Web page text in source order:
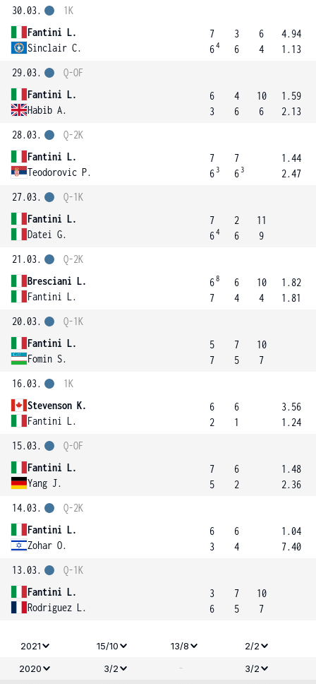
30.03.
Fantini L.
Sinclair C.
1K
7
64
3
6
6
4
4.94
1.13
29.03.
Fantini L.
Habib A.
Q-OF
6
3
4
6
10
6
1.59
2.13
28.03.
Fantini L.
Teodorovic P.
Q-2K
7
6 3
7
6 3
1.44
2.47
27.03.
Fantini L.
Datei G.
Q-1K
7
64
2
6
11
9
21.03.
Bresciani L.
Fantini L.
Q-2K
68
7
6
4
10
4
1.82
1.81
20.03.
Fantini L.
Fomin S.
Q-1K
5
7
7
5
10
7
16.03.
Stevenson K.
Fantini L.
1K
6
2
6
1
3.56
1.24
15.03.
Fantini L.
Yang J.
Q-OF
7
5
6
2
1.48
2.36
14.03.
Fantini L.
Zohar O.
Q-2K
6
3
6
4
1.04
7.40
13.03.
Fantini L.
Rodriguez L.
Q-1K
3
6
7
5
10
7
2021 15/10 13/8
2/2
2020
3/2 - 3/2